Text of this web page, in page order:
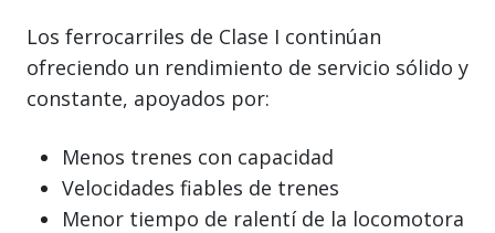
Los ferrocarriles de Clase I continúan
ofreciendo un rendimiento de servicio sólido y
constante, apoyados por:
Menos trenes con capacidad
Velocidades fiables de trenes
Menor tiempo de ralentí de la locomotora